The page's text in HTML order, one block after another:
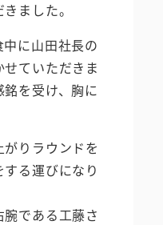
ました。
に山田社長の
ていただきま
を受け、胸に
りラウンドを
る運びになり
である工藤さ